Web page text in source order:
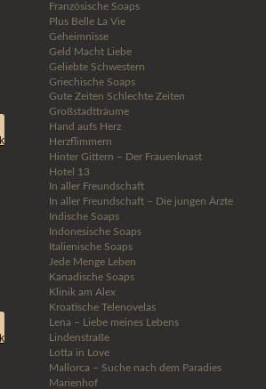
Französische Soaps
Plus Belle La Vie
Geheimnisse
Geld Macht Liebe
Geliebte Schwestern
Griechische Soaps
Gute Zeiten Schlechte Zeiten
Großstadtträume
Hand aufs Herz
Herzflimmern
Hinter Gittern – Der Frauenknast
Hotel 13
In aller Freundschaft
In aller Freundschaft – Die jungen Ärzte
Indische Soaps
Indonesische Soaps
Italienische Soaps
Jede Menge Leben
Kanadische Soaps
Klinik am Alex
Kroatische Telenovelas
Lena – Liebe meines Lebens
Lindenstraße
Lotta in Love
Mallorca – Suche nach dem Paradies
Marienhof